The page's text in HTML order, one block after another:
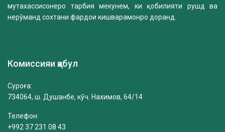
мутахассисонеро тарбия мекунем, ки қобилияти рушд ва
нерӯманд сохтани фардои кишварамонро доранд.
Комиссияи қабул
Суроға:
734064, ш. Душанбе, кӯч. Нахимов, 64/14
Телефон:
+992 37 231 08 43